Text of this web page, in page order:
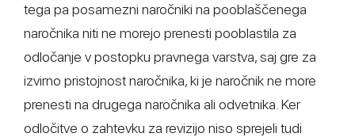
tega pa posamezni naročniki na pooblaščenega
naročnika niti ne morejo prenesti pooblastila za
odločanje v postopku pravnega varstva, saj gre za
izvirno pristojnost naročnika, ki je naročnik ne more
prenesti na drugega naročnika ali odvetnika. Ker
odločitve o zahtevku za revizijo niso sprejeli tudi